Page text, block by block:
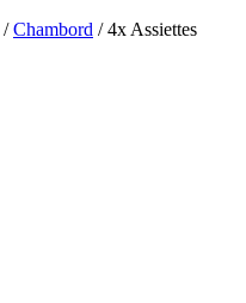
/Chambord / 4x Assiettes